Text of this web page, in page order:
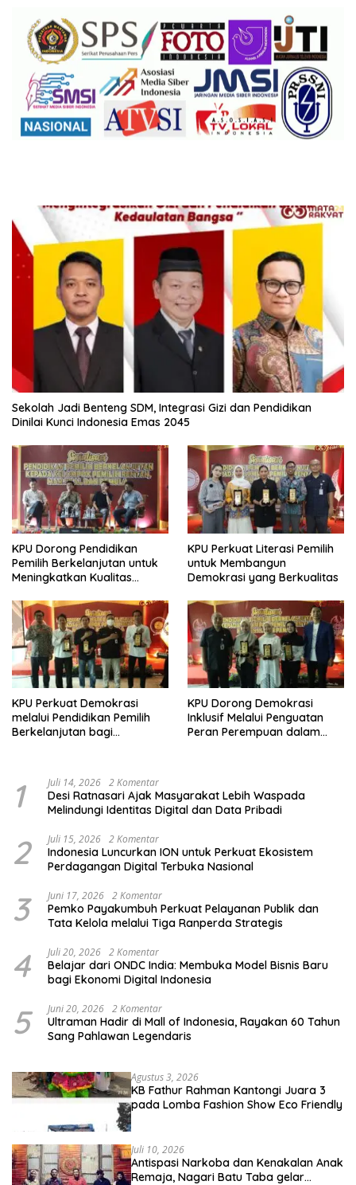
Sekolah Jadi Benteng SDM, Integrasi Gizi dan Pendidikan
Dinilai Kunci Indonesia Emas 2045
KPU Dorong Pendidikan
Pemilih Berkelanjutan untuk
Meningkatkan Kualitas
KPU Perkuat Literasi Pemilih
untuk Membangun
Demokrasi yang Berkualitas
KPU Perkuat Demokrasi
melalui Pendidikan Pemilih
Berkelanjutan bagi
KPU Dorong Demokrasi
Inklusif Melalui Penguatan
Peran Perempuan dalam
1 Juli 14, 2026 2 Komentar
Desi Ratnasari Ajak Masyarakat Lebih Waspada
Melindungi Identitas Digital dan Data Pribadi
2 Juli 15, 2026 2 Komentar
Indonesia Luncurkan ION untuk Perkuat Ekosistem
Perdagangan Digital Terbuka Nasional
3 Juni 17, 2026 2 Komentar
Pemko Payakumbuh Perkuat Pelayanan Publik dan
Tata Kelola melalui Tiga Ranperda Strategis
4 Juli 20, 2026 2 Komentar
Belajar dari ONDC India: Membuka Model Bisnis Baru
bagi Ekonomi Digital Indonesia
5 Juni 20, 2026 2 Komentar
Ultraman Hadir di Mall of Indonesia, Rayakan 60 Tahun
Sang Pahlawan Legendaris
Agustus 3, 2026
KB Fathur Rahman Kantongi Juara 3
pada Lomba Fashion Show Eco Friendly
Juli 10, 2026
Antispasi Narkoba dan Kenakalan Anak
Remaja, Nagari Batu Taba gelar